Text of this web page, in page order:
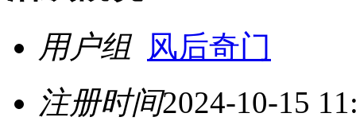
用户组 风后奇门
注册时间2024-10-15